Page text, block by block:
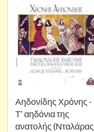
Αηδονίδης Χρόνης -
Τ' αηδόνια της
ανατολής (Νταλάρας